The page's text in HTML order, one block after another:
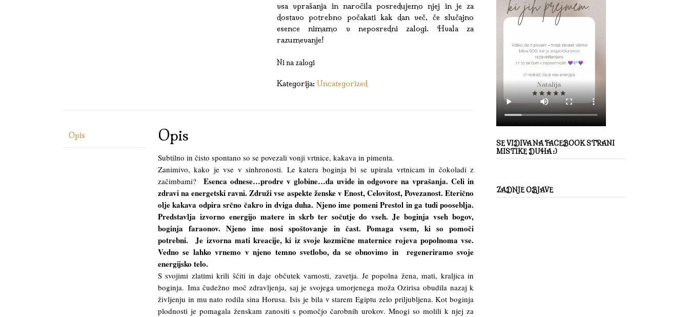
vsa vprašanja in naročila posredujemo njej in je za
dostavo potrebno počakati kak dan več, če slučajno
esence nimamo v neposredni zalogi. Hvala za
razumevanje!
Ni na zalogi
Kategorija:Uncategorized
Opis Opis
Subtilno in čisto spontano so se povezali vonji vrtnice, kakava in pimenta.
Zanimivo, kako je vse v sinhronosti. Le katera boginja bi se upirala vrtnicam in čokoladi z
začimbami?Esenca odnese…prodre v globine…da uvide in odgovore na vprašanja. Celi in
zdravi na energetski ravni. Združi vse aspekte ženske v Enost, Celovitost, Povezanost. Eterično
olje kakava odpira srčno čakro in dviga duha. Njeno ime pomeni Prestol in ga tudi pooseblja.
Predstavlja izvorno energijo matere in skrb ter sočutje do vseh. Je boginja vseh bogov,
boginja faraonov. Njeno ime nosi spoštovanje in čast. Pomaga vsem, ki so pomoči
potrebni. Je izvorna mati kreacije, ki iz svoje kozmične maternice rojeva popolnoma vse.
Vedno se lahko vrnemo v njeno temno svetlobo, da se obnovimo in regeneriramo svoje
energijsko telo.
S svojimi zlatimi krili ščiti in daje občutek varnosti, zavetja. Je popolna žena, mati, kraljica in
boginja. Ima čudežno moč zdravljenja, saj je svojega umorjenega moža Ozirisa obudila nazaj k
življenju in mu nato rodila sina Horusa. Isis je bila v starem Egiptu zelo priljubljena. Kot boginja
plodnosti je pomagala ženskam zanositi s pomočjo čarobnih urokov. Mnogi so molili k njej za
SE VIDIVA NA FACEBOOK STRANI
MISTIKE DUHA :)
ZADNJE OBJAVE